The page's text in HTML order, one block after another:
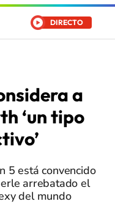
DIRECTO
a
‘un tipo
5 está convencido
arrebatado el
del mundo